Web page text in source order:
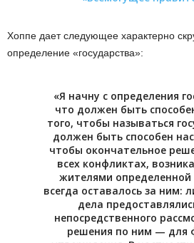
Хоппе дает следующее характерно
определение «государства»:
«Я начну с определения
что должен быть
того, чтобы называться
должен быть способен
чтобы окончательное
всех конфликтах,
жителями определенной
всегда оставалось за ним:
дела
непосредственного
решения по ним — для